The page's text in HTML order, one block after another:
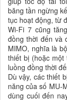
băng tần ngừng
tục hoạt động, từ
Wi-Fi 7 cũng
đồng thời đến và
MIMO, nghĩa là
thiết bị (hoặc
luồng đồng thời
Dù vậy, các thiết
năng của số MU-
dùng cuối đến